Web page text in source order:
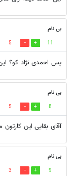
بی نام
11
5
پس احمدی نژاد کو؟
بی نام
8
5
آقای بقایی این کارتون
بی نام
9
3